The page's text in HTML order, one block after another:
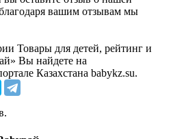
вашим отзывам мы
Товары для детей, рейтинг и
Вы найдете на
Казахстана babykz.su.